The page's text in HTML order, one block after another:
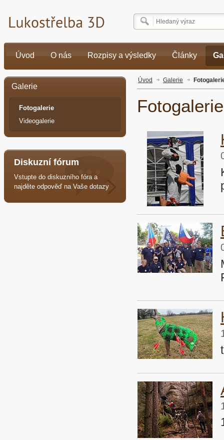
Úvod O nás Rozpisy a výsledky Články
Úvod Galerie
Fotogalerie
Galerie
Fotogalerie
Videogalerie
Diskuzní fórum
Vstupte do diskuzního fóra a
najděte odpověď na Vaše dotazy